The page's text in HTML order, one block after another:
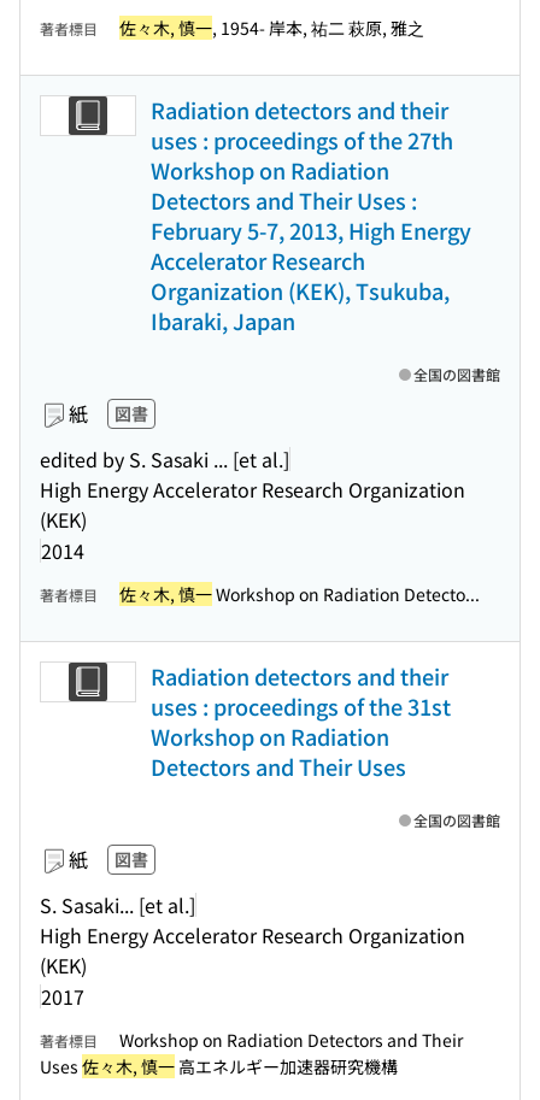
著者標目 佐々木, 慎一, 1954- 岸本, 祐二 萩原, 雅之
Radiation detectors and their
uses : proceedings of the 27th
Workshop on Radiation
Detectors and Their Uses :
February 5-7, 2013, High Energy
Accelerator Research
Organization (KEK), Tsukuba,
Ibaraki, Japan
紙 図書
edited by S. Sasaki ... [et al.]
High Energy Accelerator Research Organization
(KEK)
2014
全国の図書館
著者標目 佐々木, 慎一Workshop on Radiation Detecto...
Radiation detectors and their
uses : proceedings of the 31st
Workshop on Radiation
Detectors and Their Uses
紙 図書
S. Sasaki... [et al.]
High Energy Accelerator Research Organization
(KEK)
2017
全国の図書館
著者標目
Workshop on Radiation Detectors and Their
Uses 佐々木, 慎一 高エネルギー加速器研究機構